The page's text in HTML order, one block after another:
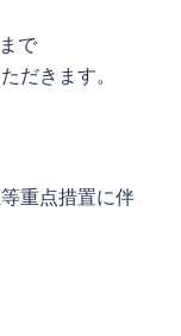
で
だきます。
重点措置に伴